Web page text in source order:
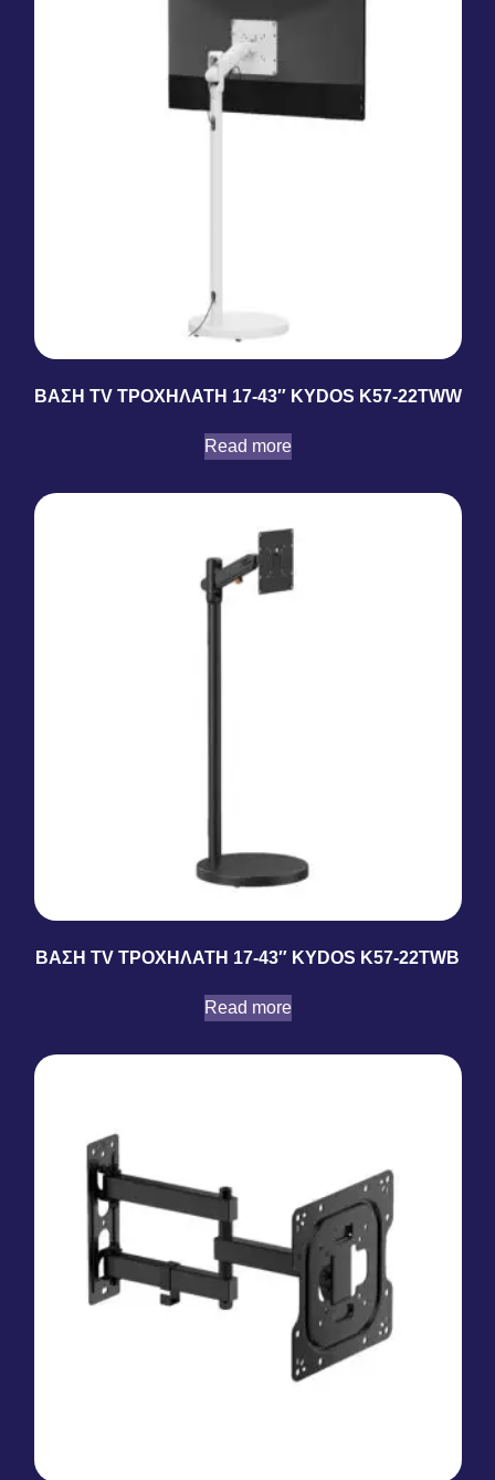
ΒΑΣΗ TV ΤΡΟΧΗΛΑΤΗ 17-43″ KYDOS K57-22TWW
Read more
ΒΑΣΗ TV ΤΡΟΧΗΛΑΤΗ 17-43″ KYDOS K57-22TWB
Read more